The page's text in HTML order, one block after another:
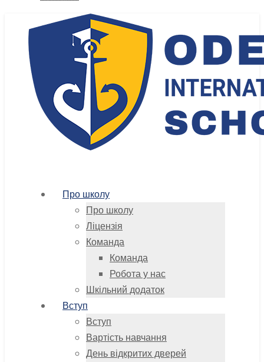
Про школу
Про школу
Ліцензія
Команда
Команда
Робота у нас
Шкільний додаток
Вступ
Вступ
Вартість навчання
День відкритих дверей